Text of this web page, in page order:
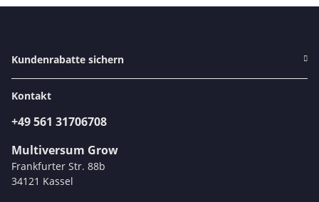
Kundenrabatte sichern
Kontakt
+49 561 31706708
Multiversum Grow
Frankfurter Str. 88b
34121 Kassel